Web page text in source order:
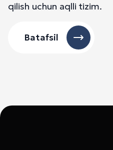
qilish uchun aqlli tizim.
Batafsil